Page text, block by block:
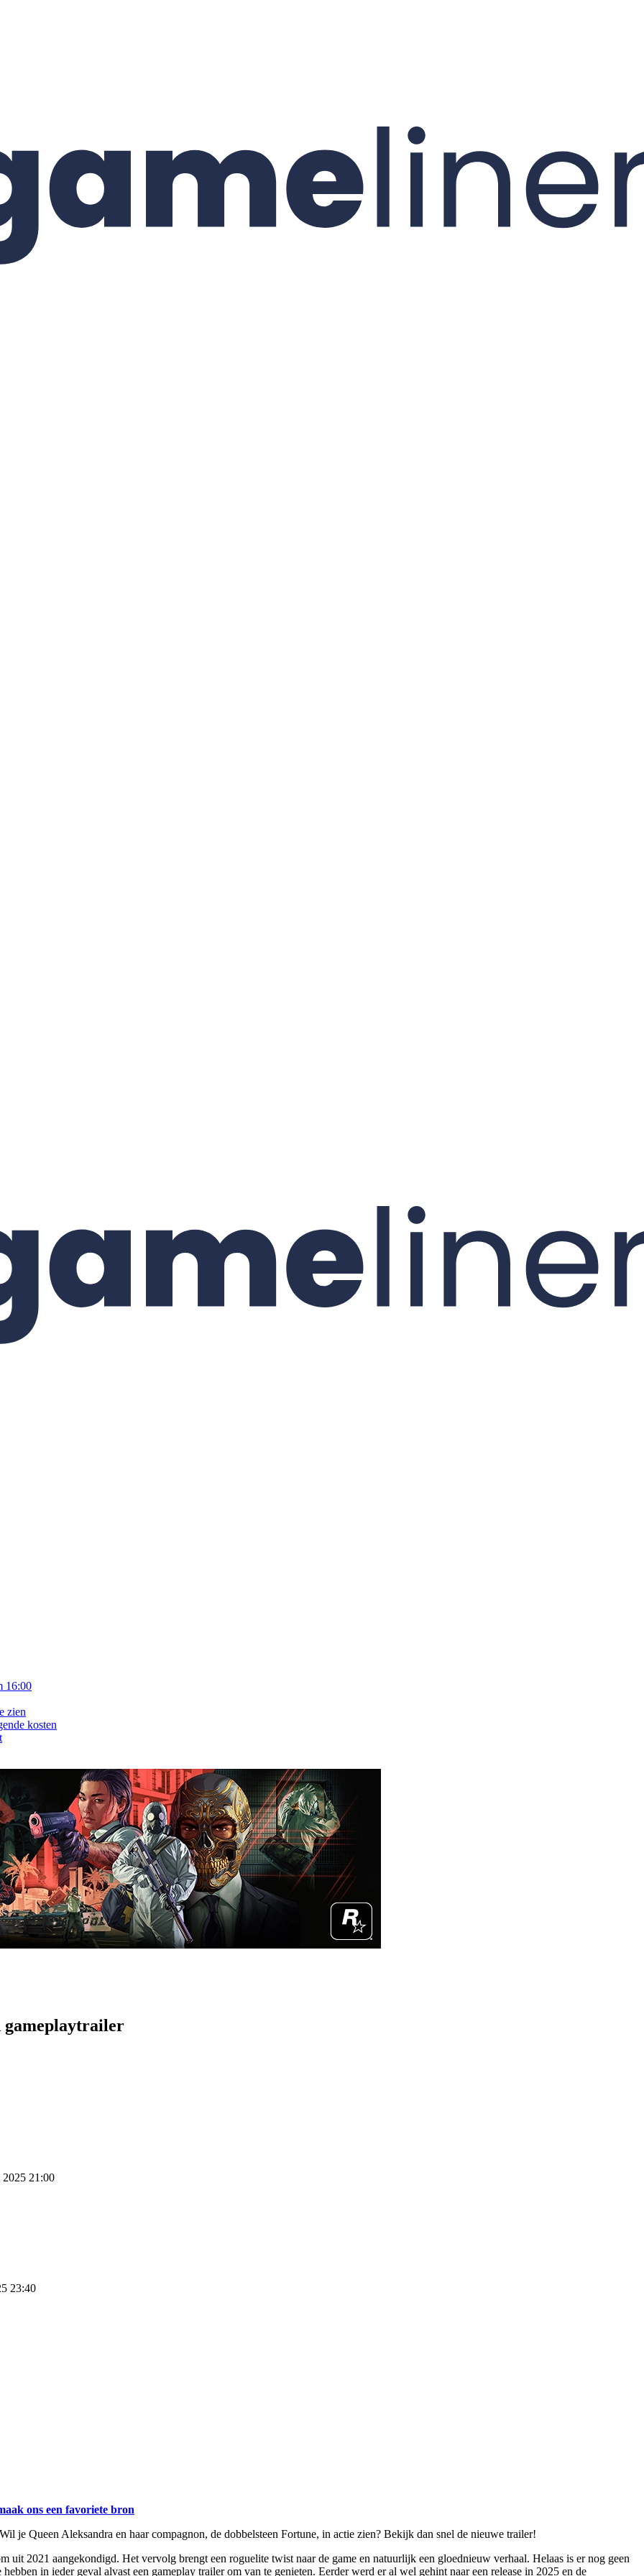
16:00
zien
kosten
gameplaytrailer
2025 21:00
23:40
ons een favoriete bron
je Queen Aleksandra en haar compagnon, de dobbelsteen Fortune, in actie zien? Bekijk dan snel de nieuwe trailer!
uit 2021 aangekondigd. Het vervolg brengt een roguelite twist naar de game en natuurlijk een gloednieuw verhaal. Helaas is er nog geen
hebben in ieder geval alvast een gameplay trailer om van te genieten. Eerder werd er al wel gehint naar een release in 2025 en de